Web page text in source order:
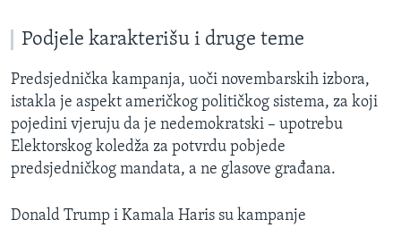
Podjele karakterišu i druge teme
Predsjednička kampanja, uoči novembarskih izbora,
istakla je aspekt američkog političkog sistema, za koji
pojedini vjeruju da je nedemokratski – upotrebu
Elektorskog koledža za potvrdu pobjede
predsjedničkog mandata, a ne glasove građana.
Donald Trump i Kamala Haris su kampanje